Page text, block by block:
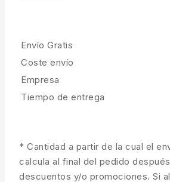
Envío Gratis
Coste envío
Empresa
Tiempo de entrega
* Cantidad a partir de la cual el
calcula al final del pedido
descuentos y/o promociones. Si